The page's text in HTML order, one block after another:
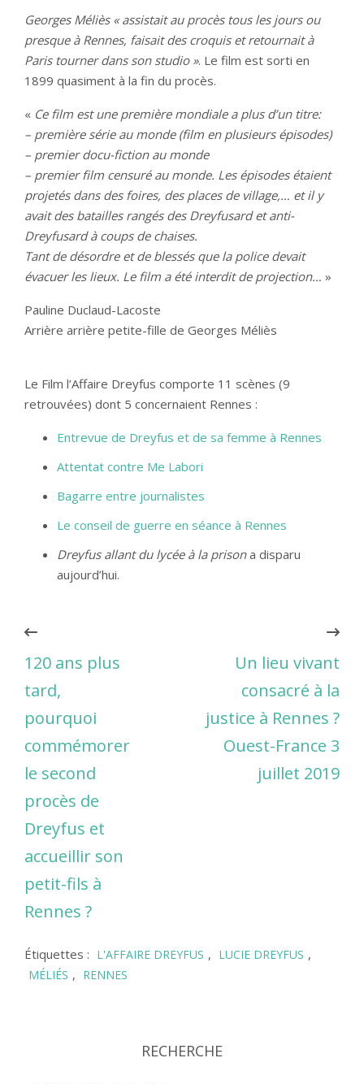
Georges Méliès « assistait au procès tous les jours ou
presque à Rennes, faisait des croquis et retournait à
Paris tourner dans son studio ». Le film est sorti en
1899 quasiment à la fin du procès.
« Ce film est une première mondiale a plus d’un titre:
– première série au monde (film en plusieurs épisodes)
– premier docu-fiction au monde
– premier film censuré au monde. Les épisodes étaient
projetés dans des foires, des places de village,… et il y
avait des batailles rangés des Dreyfusard et anti-
Dreyfusard à coups de chaises.
Tant de désordre et de blessés que la police devait
évacuer les lieux. Le film a été interdit de projection… »
Pauline Duclaud-Lacoste
Arrière arrière petite-fille de Georges Méliès
Le Film l’Affaire Dreyfus comporte 11 scènes (9
retrouvées) dont 5 concernaient Rennes :
Entrevue de Dreyfus et de sa femme à Rennes
Attentat contre Me Labori
Bagarre entre journalistes
Le conseil de guerre en séance à Rennes
Dreyfus allant du lycée à la prisona disparu
aujourd’hui.
120 ans plus
tard,
pourquoi
commémorer
le second
procès de
Dreyfus et
accueillir son
petit-fils à
Rennes ?
Un lieu vivant
consacré à la
justice à Rennes ?
Ouest-France 3
juillet 2019
Étiquettes : L'AFFAIRE DREYFUS , LUCIE DREYFUS ,
MÉLIÉS , RENNES
RECHERCHE